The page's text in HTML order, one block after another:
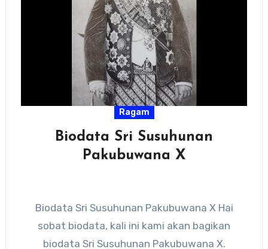
Ragam
Biodata Sri Susuhunan
Pakubuwana X
Biodata Sri Susuhunan Pakubuwana X Hai
sobat biodata, kali ini kami akan bagikan
biodata Sri Susuhunan Pakubuwana X.